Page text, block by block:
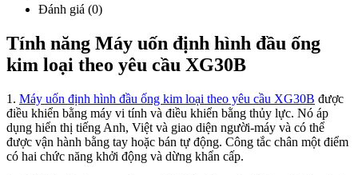
Đánh giá (0)
Tính năng Máy uốn định hình đầu ống
kim loại theo yêu cầu XG30B
1. Máy uốn định hình đầu ống kim loại theo yêu cầu XG30B được
điều khiển bằng máy vi tính và điều khiển bằng thủy lực. Nó áp
dụng hiển thị tiếng Anh, Việt và giao diện người-máy và có thể
được vận hành bằng tay hoặc bán tự động. Công tắc chân một điểm
có hai chức năng khởi động và dừng khẩn cấp.